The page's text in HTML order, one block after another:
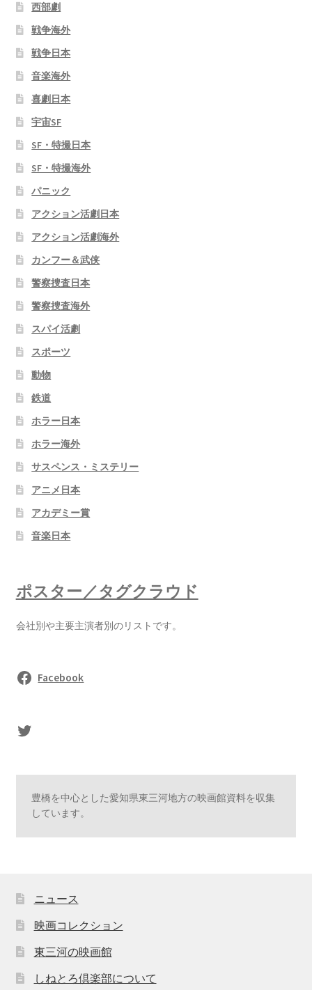
西部劇
戦争海外
戦争日本
音楽海外
喜劇日本
宇宙SF
SF・特撮日本
SF・特撮海外
パニック
アクション活劇日本
アクション活劇海外
カンフー＆武侠
警察捜査日本
警察捜査海外
スパイ活劇
スポーツ
動物
鉄道
ホラー日本
ホラー海外
サスペンス・ミステリー
アニメ日本
アカデミー賞
音楽日本
ポスター／タグクラウド
会社別や主要主演者別のリストです。
Facebook
sasaki's Twitter
豊橋を中心とした愛知県東三河地方の映画館資料を収集
しています。
ニュース
映画コレクション
東三河の映画館
しねとろ倶楽部について